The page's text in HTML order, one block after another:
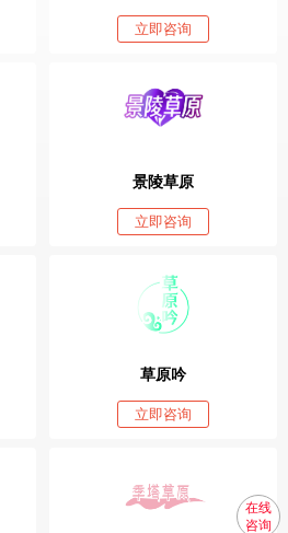
立即咨询
景陵草原
立即咨询
草原吟
立即咨询
在线
咨询